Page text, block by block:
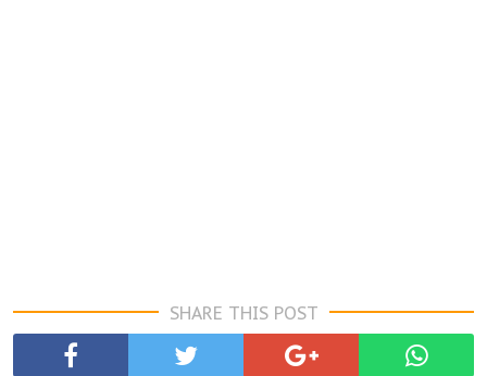
SHARE THIS POST